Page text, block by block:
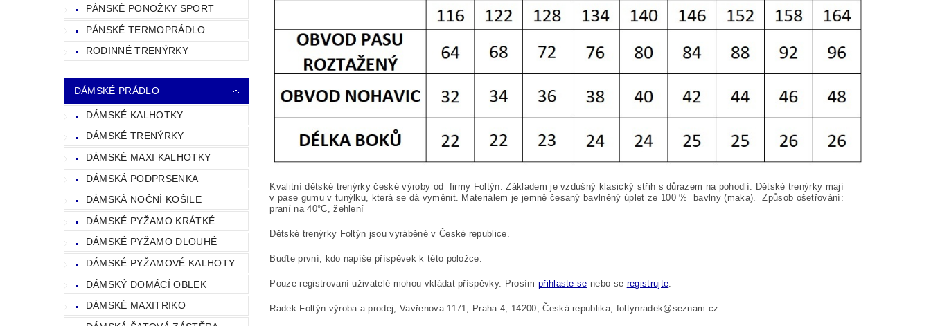
PÁNSKÉ PONOŽKY SPORT
PÁNSKÉ TERMOPRÁDLO
RODINNÉ TRENÝRKY
DÁMSKÉ PRÁDLO
DÁMSKÉ KALHOTKY
DÁMSKÉ TRENÝRKY
DÁMSKÉ MAXI KALHOTKY
DÁMSKÁ PODPRSENKA
DÁMSKÁ NOČNÍ KOŠILE
DÁMSKÉ PYŽAMO KRÁTKÉ
DÁMSKÉ PYŽAMO DLOUHÉ
DÁMSKÉ PYŽAMOVÉ KALHOTY
DÁMSKÝ DOMÁCÍ OBLEK
DÁMSKÉ MAXITRIKO
Kvalitní dětské trenýrky české výroby od firmy Foltýn. Základem je vzdušný klasický střih s důrazem na pohodlí. Dětské trenýrky mají
v pase gumu v tunýlku, která se dá vyměnit. Materiálem je jemně česaný bavlněný úplet ze 100 %
bavlny (maka). Způsob ošetřování:
praní na40°C, žehlení
Dětské trenýrky Foltýn jsou vyráběné v České republice.
Buďte první, kdo napíše příspěvek k této položce.
Pouze registrovaní uživatelé mohou vkládat příspěvky. Prosím přihlaste se nebo se registrujte.
Radek Foltýn výroba a prodej, Vavřenova 1171, Praha 4, 14200, Česká republika, foltynradek@seznam.cz